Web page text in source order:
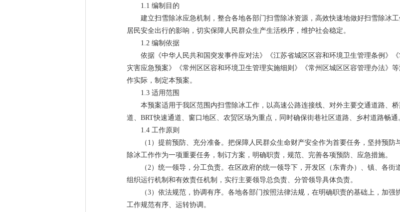
1.1 编制目的
建立扫雪除冰应急机制，整合各地各部门扫雪除冰资源，高效快速地做好扫雪除冰
居民安全出行的影响，切实保障人民群众生产生活秩序，维护社会稳定。
1.2 编制依据
依据《中华人民共和国突发事件应对法》《江苏省城区区容和环境卫生管理条例》
灾害应急预案》《常州区区容和环境卫生管理实施细则》《常州区城区区容管理办法》
作实际，制定本预案。
1.3 适用范围
本预案适用于我区范围内扫雪除冰工作，以高速公路连接线、对外主要交通道路、
道、BRT快速通道、窗口地区、农贸区场为重点，同时确保街巷社区道路、乡村道路畅通
1.4 工作原则
（1）提前预防、充分准备。把保障人民群众生命财产安全作为首要任务，坚持预
除冰工作作为一项重要任务，制订方案，明确职责，规范、完善各项预防、应急措施。
（2）统一领导，分工负责。在区政府的统一领导下，开发区（东青办）、镇、各街
组织运行机制和有效责任机制，实行主要领导总负责、分管领导具体负责。
（3）依法规范，协调有序。各地各部门按照法律法规，在明确职责的基础上，加
工作规范有序、运转协调。